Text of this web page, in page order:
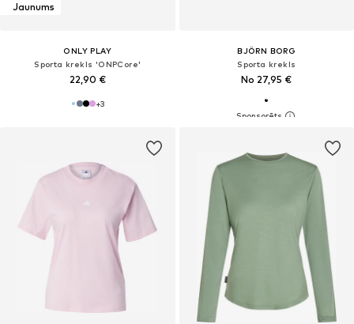
Jaunums
ONLY PLAY
Sporta krekls 'ONPCore'
22,90 €
+3
BJÖRN BORG
Sporta krekls
No 27,95 €